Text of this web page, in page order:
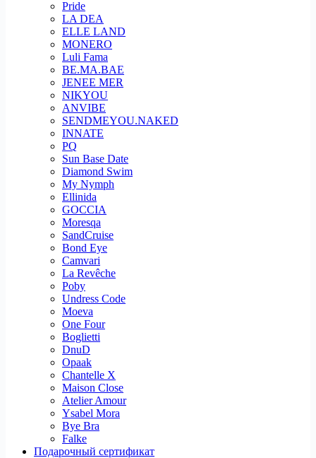
Pride
LA DEA
ELLE LAND
MONERO
Luli Fama
BE.MA.BAE
JENEE MER
NIKYOU
ANVIBE
SENDMEYOU.NAKED
INNATE
PQ
Sun Base Date
Diamond Swim
My Nymph
Ellinida
GOCCIA
Moresqa
SandCruise
Bond Eye
Camvari
La Revêche
Poby
Undress Code
Moeva
One Four
Boglietti
DnuD
Opaak
Chantelle X
Maison Close
Atelier Amour
Ysabel Mora
Bye Bra
Falke
Подарочный сертификат